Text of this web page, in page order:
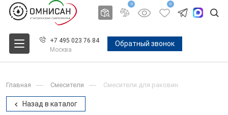
0 0
+7 495 023 76 84
Москва
Обратный звонок
Главная Смесители Смесители для раковин
Назад в каталог